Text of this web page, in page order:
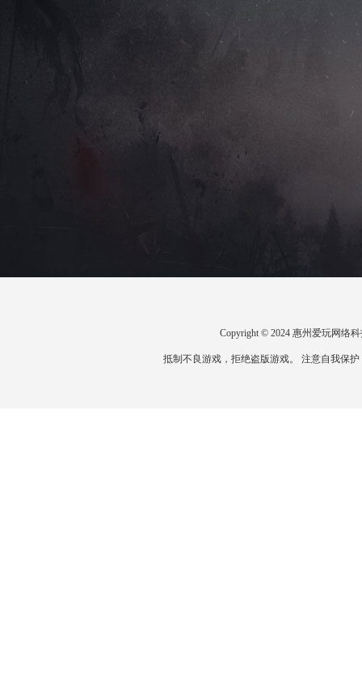
Copyright © 2024 惠州爱玩网络
抵制不良游戏，拒绝盗版游戏。 注意自我保